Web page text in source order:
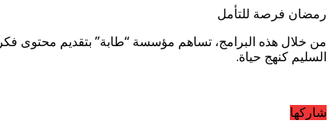
رمضان فرصة للتأمل
من خلال هذه البرامج، تساهم مؤسسة “طابة” بتقديم محتوى
السليم كنهج حياة.
شاركها